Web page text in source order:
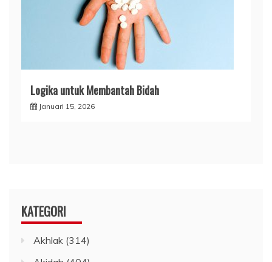
Logika untuk Membantah Bidah
Januari 15, 2026
KATEGORI
Akhlak (314)